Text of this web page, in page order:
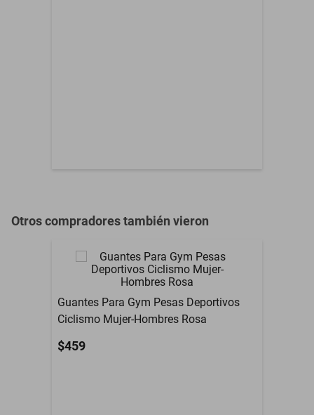
Otros compradores también vieron
Guantes Para Gym Pesas Deportivos
Ciclismo Mujer-Hombres Rosa
$459